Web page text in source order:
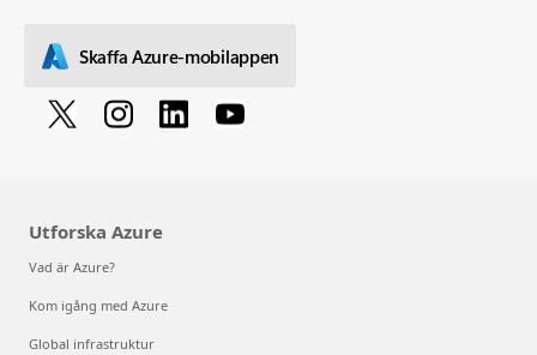
Skaffa Azure-mobilappen
Utforska Azure
Vad är Azure?
Kom igång med Azure
Global infrastruktur